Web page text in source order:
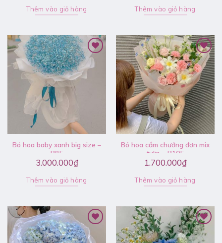
Thêm vào giỏ hàng Thêm vào giỏ hàng
Bó hoa baby xanh big size –
B85
3.000.000₫
Thêm vào giỏ hàng
Bó hoa cẩm chướng đơn mix
tulip – B105
1.700.000₫
Thêm vào giỏ hàng